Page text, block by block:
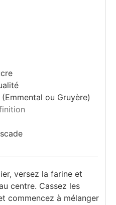
ou Gruyère)
versez la farine et
centre. Cassez les
commencez à mélanger